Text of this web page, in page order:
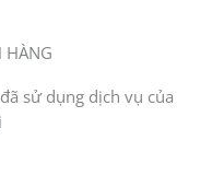
HÀNG
sử dụng dịch vụ của